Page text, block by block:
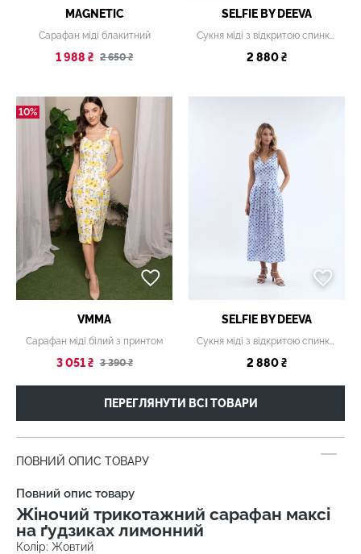
MAGNETIC
Сарафан міді блакитний
1 988 ₴ 2 650 ₴
SELFIE BY DEEVA
Сукня міді з відкритою спинкою жовта
2 880 ₴
10%
VMMA
Сарафан міді білий з принтом
3 051 ₴ 3 390 ₴
SELFIE BY DEEVA
Сукня міді з відкритою спинкою блакитна
2 880 ₴
ПЕРЕГЛЯНУТИ ВСІ ТОВАРИ
ПОВНИЙ ОПИС ТОВАРУ
Повний опис товару
Жiночий трикотажний сарафан максі
на ґудзиках лимонний
Колір: Жовтий